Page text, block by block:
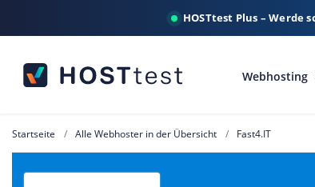
HOSTtest Plus –
Webhosting
Startseite Alle Webhoster in der Übersicht Fast4.IT